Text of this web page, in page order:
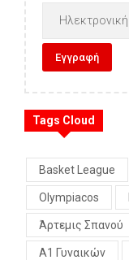
Tags Cloud
Basket League
Olympiacos
Άρτεμις Σπανού
Α1 Γυναικών